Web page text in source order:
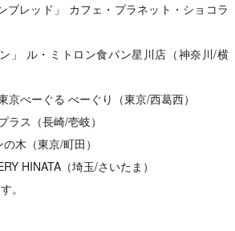
ブレッド」 カフェ・プラネット・ショコラ
」 ル・ミトロン食パン星川店（神奈川/横
京べーぐる べーぐり（東京/西葛西）
ラス（長崎/壱岐）
木（東京/町田）
HINATA（埼玉/さいたま）
。